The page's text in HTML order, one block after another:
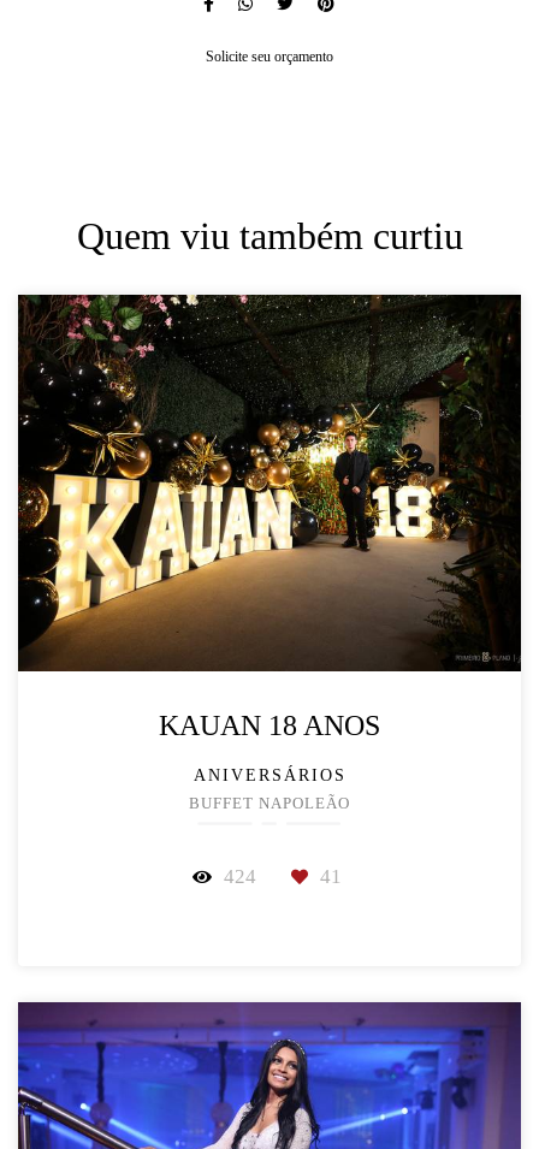
Solicite seu orçamento
Quem viu também curtiu
KAUAN 18 ANOS
ANIVERSÁRIOS
BUFFET NAPOLEÃO
424 41